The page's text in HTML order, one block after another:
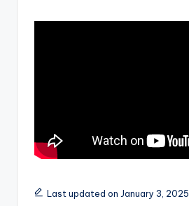
Last updated on January 3, 2025